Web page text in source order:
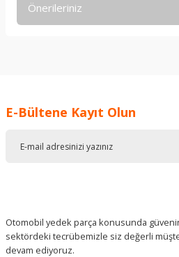
Önerileriniz
Ürün resmi kalitesiz, bozuk veya
E-Bültene Kayıt Olun
Otomobil yedek parça konusunda güvenin
sektördeki tecrübemizle siz değerli
devam ediyoruz.